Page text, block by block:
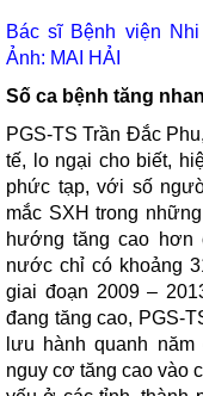
Bác sĩ Bệnh viện
Ảnh: MAI HẢI
Số ca bệnh tăng
PGS-TS Trần Đắc
tế, lo ngại cho biết,
phức tạp, với số
mắc SXH trong
hướng tăng cao hơn
nước chỉ có khoảng
giai đoạn 2009 –
đang tăng cao, PGS-
lưu hành quanh
nguy cơ tăng cao vào